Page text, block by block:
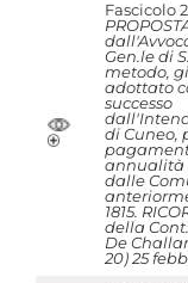
Fascicolo 2
Gen.le di
metodo,
adottato
successo
di Cuneo,
annualità
dalle
1815.
della
De
20) 25